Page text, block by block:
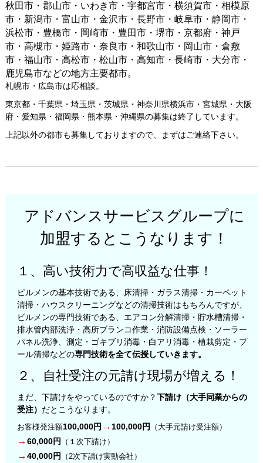
秋田市・郡山市・いわき市・宇都宮市・横須賀市・相模原
市・新潟市・富山市・金沢市・長野市・岐阜市・静岡市・
浜松市・豊橋市・岡崎市・豊田市・堺市・京都府・神戸
市・高槻市・姫路市・奈良市・和歌山市・岡山市・倉敷
市・福山市・高松市・松山市・高知市・長崎市・大分市・
鹿児島市などの地方主要都市。
札幌市・広島市は応相談。
東京都・千葉県・埼玉県・茨城県・神奈川県横浜市・宮城県・大阪
府・愛知県・福岡県・熊本県・沖縄県の募集は終了しています。
上記以外の都市も募集しておりますので、まずはご連絡下さい。
アドバンスサービスグループに
加盟するとこうなります！
１、高い技術力で高収益な仕事！
ビルメンの基本技術である、床清掃・ガラス清掃・カーペット
清掃・ハウスクリーニングなどの清掃技術はもちろんですが、
ビルメンの専門技術である、エアコン分解清掃・貯水槽清掃・
排水管内部洗浄・高所ブランコ作業・消防設備点検・ソーラー
パネル洗浄、測定・ゴキブリ消毒・白アリ消毒・植栽剪定・プ
ール清掃などの専門技術を全て伝授していきます。
２、自社受注の元請け現場が増える！
まだ、下請けをやっているのですか？下請け（大手同業からの
受注） だとこうなります。
お客様発注額100,000円 → 100,000円 （大手元請け受注額）
→60,000円 （１次下請け）
→40,000円 （2次下請け実動会社）